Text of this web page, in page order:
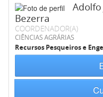
Bezerra
COORDENADOR(A)
CIÊNCIAS AGRÁRIAS
Recursos Pesqueiros e